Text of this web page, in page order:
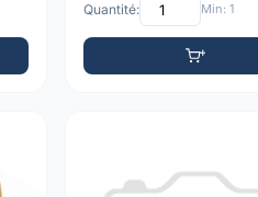
Quantité: Min: 1